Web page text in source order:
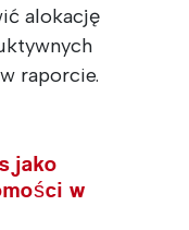
alokację
raporcie.
jako
w